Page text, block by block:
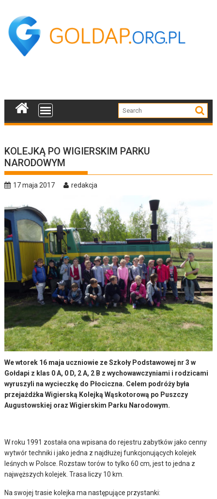
content
KOLEJKĄ PO WIGIERSKIM PARKU
NARODOWYM
17 maja 2017 redakcja
We wtorek 16 maja uczniowie ze Szkoły Podstawowej nr 3 w
Gołdapi z klas 0 A, 0 D, 2 A, 2 B z wychowawczyniami i rodzicami
wyruszyli na wycieczkę do Płociczna. Celem podróży była
przejażdżka Wigierską Kolejką Wąskotorową po Puszczy
Augustowskiej oraz Wigierskim Parku Narodowym.
W roku 1991 została ona wpisana do rejestru zabytków jako cenny
wytwór techniki i jako jedna z najdłużej funkcjonujących kolejek
leśnych w Polsce. Rozstaw torów to tylko 60 cm, jest to jedna z
najwęższych kolejek. Trasa liczy 10 km.
Na swojej trasie kolejka ma następujące przystanki: